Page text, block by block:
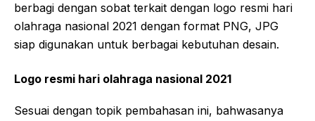
berbagi dengan sobat terkait dengan logo resmi hari
olahraga nasional 2021 dengan format PNG, JPG
siap digunakan untuk berbagai kebutuhan desain.
Logo resmi hari olahraga nasional 2021
Sesuai dengan topik pembahasan ini, bahwasanya